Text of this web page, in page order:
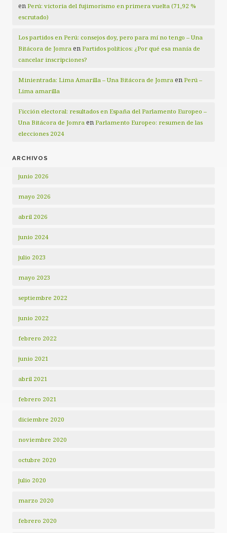
en Perú: victoria del fujimorismo en primera vuelta (71,92 %
escrutado)
Los partidos en Perú: consejos doy, pero para mí no tengo – Una
Bitácora de Jomra en Partidos políticos: ¿Por qué esa manía de
cancelar inscripciones?
Minientrada: Lima Amarilla – Una Bitácora de Jomra en Perú –
Lima amarilla
Ficción electoral: resultados en España del Parlamento Europeo –
Una Bitácora de Jomra en Parlamento Europeo: resumen de las
elecciones 2024
ARCHIVOS
junio 2026
mayo 2026
abril 2026
junio 2024
julio 2023
mayo 2023
septiembre 2022
junio 2022
febrero 2022
junio 2021
abril 2021
febrero 2021
diciembre 2020
noviembre 2020
octubre 2020
julio 2020
marzo 2020
febrero 2020